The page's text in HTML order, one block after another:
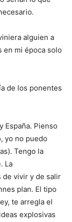
alguien a
en mi época solo
de los ponentes
España. Pienso
yo no puedo
Tengo la
La
de vivir y de salir
plan. El tipo
te arregla el
explosivas